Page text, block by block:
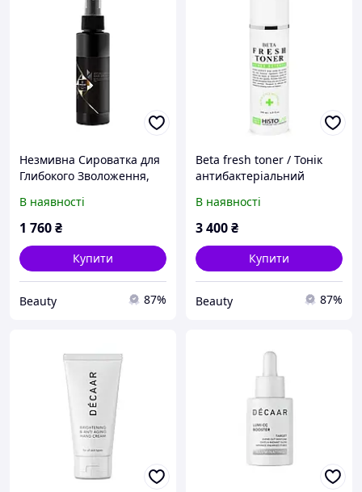
Незмивна Сироватка для
Глибокого Зволоження,
Термозахисту Волосся
Hadat Hydro Miracle Hair
В наявності
1 760₴
Купити
Beauty 87%
Beta fresh toner / Тонік
антибактеріальний
В наявності
3 400₴
Купити
Beauty 87%